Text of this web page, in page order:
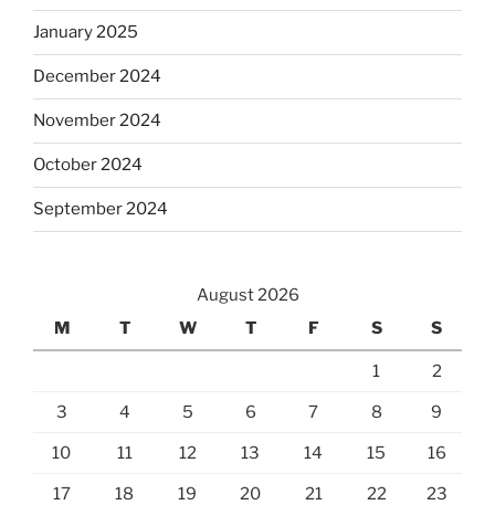
January 2025
December 2024
November 2024
October 2024
September 2024
August 2026
M
T W T F S S
1 2
3 4 5 6 7 8 9
10 11 12 13 14 15 16
17 18 19 20 21 22 23